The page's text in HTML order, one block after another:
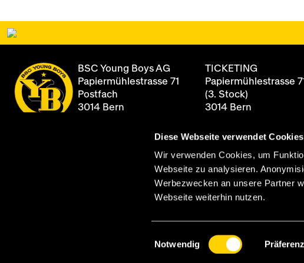
Diese Webseite verwendet Cookies
Wir verwenden Cookies, um
Webseite zu analysieren.
Werbezwecken an unsere Partner
Webseite weiterhin nutzen.
Einwilligungsauswahl
Notwendig
BSC Young Boys AG
Papiermühlestrasse 71
Postfach
3014 Bern
TICKETING
Papiermühlestrasse
(3. Stock)
3014 Bern
+41 31 344 88 88
Öffnungszeiten
Montag - Freitag
08:00 - 12:00 Uhr
13:00 - 17:00 Uhr